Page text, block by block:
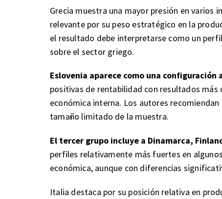
Grecia muestra una mayor presión en varios
relevante por su peso estratégico en la
el resultado debe interpretarse como un
sobre el sector griego.
Eslovenia aparece como una
positivas de rentabilidad con resultados
económica interna. Los autores
tamaño limitado de la muestra.
El tercer grupo incluye a Dinamarca,
perfiles relativamente más fuertes en
económica, aunque con diferencias
Italia destaca por su posición relativa en